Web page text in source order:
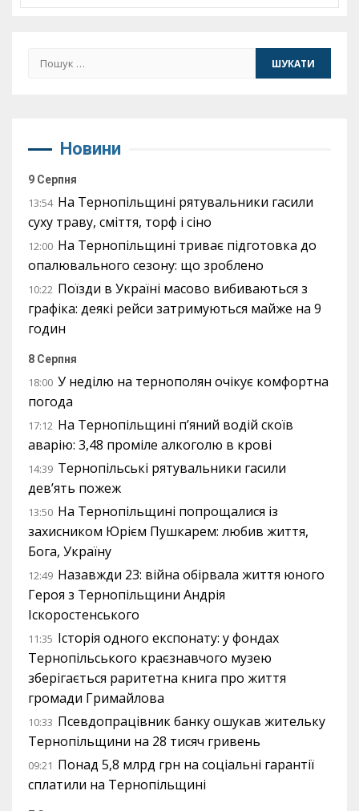
Пошук:
Новини
9 Серпня
13:54 На Тернопільщині рятувальники гасили
суху траву, сміття, торф і сіно
12:00 На Тернопільщині триває підготовка до
опалювального сезону: що зроблено
10:22 Поїзди в Україні масово вибиваються з
графіка: деякі рейси затримуються майже на 9
годин
8 Серпня
18:00 У неділю на тернополян очікує комфортна
погода
17:12 На Тернопільщині п’яний водій скоїв
аварію: 3,48 проміле алкоголю в крові
14:39 Тернопільські рятувальники гасили
дев’ять пожеж
13:50 На Тернопільщині попрощалися із
захисником Юрієм Пушкарем: любив життя,
Бога, Україну
12:49 Назавжди 23: війна обірвала життя юного
Героя з Тернопільщини Андрія
Іскоростенського
11:35 Історія одного експонату: у фондах
Тернопільського краєзнавчого музею
зберігається раритетна книга про життя
громади Гримайлова
10:33 Псевдопрацівник банку ошукав жительку
Тернопільщини на 28 тисяч гривень
09:21 Понад 5,8 млрд грн на соціальні гарантії
сплатили на Тернопільщині